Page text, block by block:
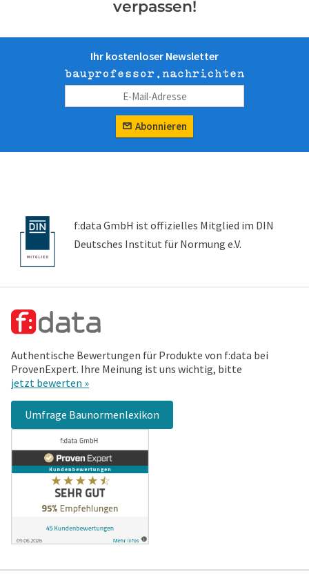
verpassen!
Ihr kostenloser Newsletter
Abonnieren
f:data GmbH ist offizielles Mitglied im DIN
Deutsches Institut für Normung e.V.
Authentische Bewertungen für Produkte von f:data bei
ProvenExpert. Ihre Meinung ist uns wichtig, bitte
jetzt bewerten »
Umfrage Baunormenlexikon